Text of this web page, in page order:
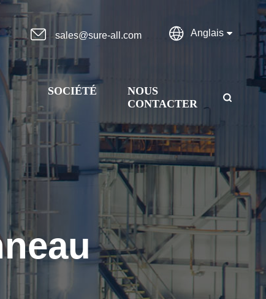
 sales@sure-all.com  Anglais
SOCIÉTÉ
NOUS
CONTACTER
